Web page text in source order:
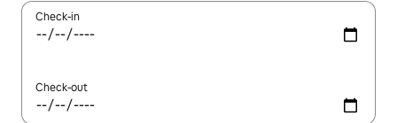
Check-in
Check-out